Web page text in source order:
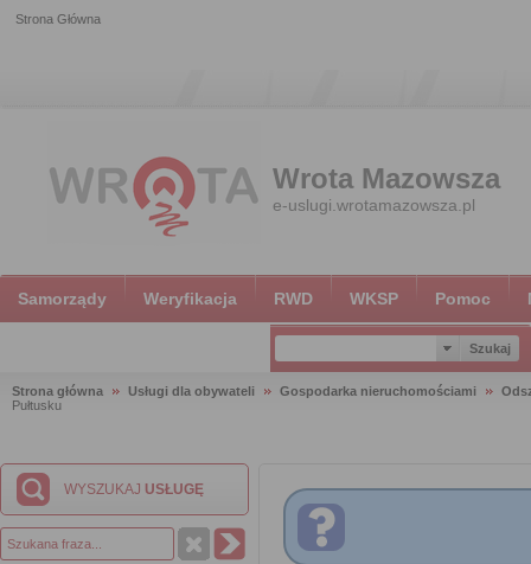
Strona Główna
Wrota Mazowsza
e-uslugi.wrotamazowsza.pl
Samorządy Weryfikacja RWD WKSP Pomoc
Strona główna Usługi dla obywateli Gospodarka nieruchomościami
Pułtusku
WYSZUKAJ USŁUGĘ